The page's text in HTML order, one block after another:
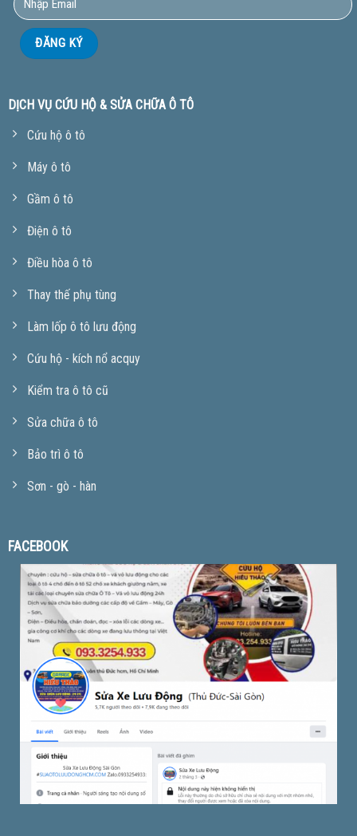
DỊCH VỤ CỨU HỘ & SỬA CHỮA Ô TÔ
Cứu hộ ô tô
Máy ô tô
Gầm ô tô
Điện ô tô
Điều hòa ô tô
Thay thế phụ tùng
Làm lốp ô tô lưu động
Cứu hộ - kích nổ acquy
Kiểm tra ô tô cũ
Sửa chữa ô tô
Bảo trì ô tô
Sơn - gò - hàn
FACEBOOK